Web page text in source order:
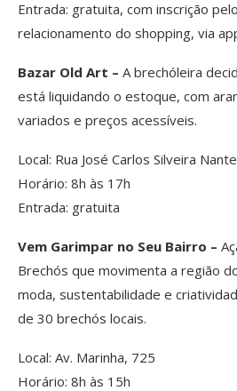
Entrada: gratuita, com inscrição
relacionamento do shopping, via
Bazar Old Art – A brechóleira
está liquidando o estoque, com
variados e preços acessíveis.
Local: Rua José Carlos Silveira
Horário: 8h às 17h
Entrada: gratuita
Vem Garimpar no Seu Bairro –
Brechós que movimenta a região
moda, sustentabilidade e
de 30 brechós locais.
Local: Av. Marinha, 725
Horário: 8h às 15h